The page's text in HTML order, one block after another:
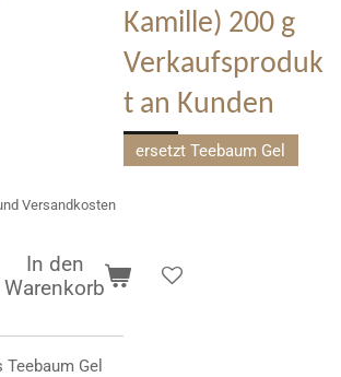
Kamille) 200 g
Verkaufsproduk
t an Kunden
ersetzt Teebaum Gel
Versandkosten
In den
Warenkorb
Gel